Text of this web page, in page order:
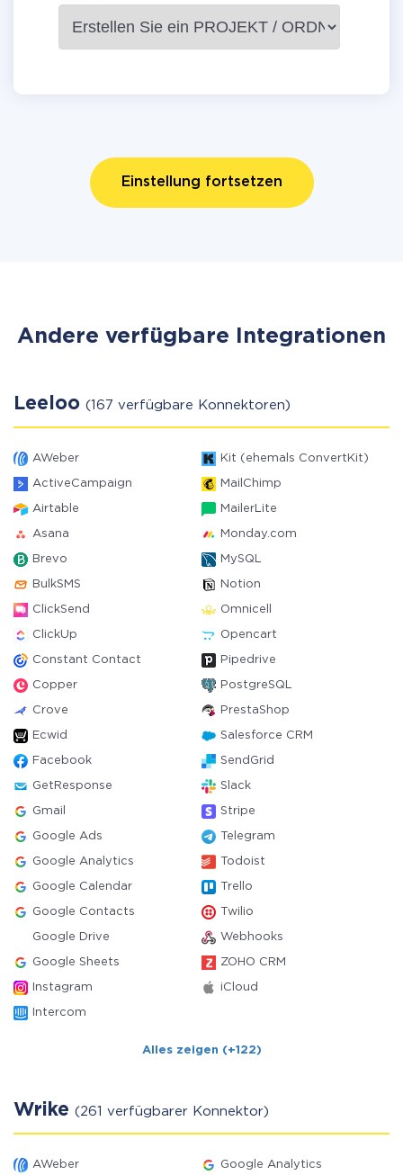
Einstellung fortsetzen
Andere verfügbare Integrationen
Leeloo (167 verfügbare Konnektoren)
AWeber Kit (ehemals ConvertKit)
ActiveCampaign MailChimp
Airtable MailerLite
Asana Monday.com
Brevo MySQL
BulkSMS Notion
ClickSend Omnicell
ClickUp Opencart
Constant Contact Pipedrive
Copper PostgreSQL
Crove PrestaShop
Ecwid Salesforce CRM
Facebook SendGrid
GetResponse Slack
Gmail Stripe
Google Ads Telegram
Google Analytics Todoist
Google Calendar Trello
Google Contacts Twilio
Google Drive Webhooks
Google Sheets ZOHO CRM
Instagram iCloud
Intercom
Alles zeigen (+122)
Wrike (261 verfügbarer Konnektor)
AWeber Google Analytics